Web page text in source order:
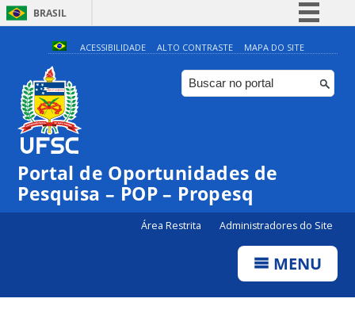
BRASIL
Simplifique!
Comunica BR
Participe
Canais
ACESSIBILIDADE ALTO CONTRASTE MAPA DO SITE
Portal de Oportunidades de
Pesquisa – POP – Propesq
Área Restrita Administradores do Site
MENU